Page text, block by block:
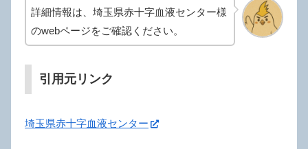
詳細情報は、埼玉県赤十字血液センター様
のwebページをご確認ください。
引用元リンク
埼玉県赤十字血液センター